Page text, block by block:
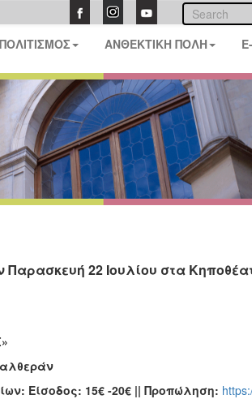
ΠΟΛΙΤΙΣΜΟΣ ΑΝΘΕΚΤΙΚΗ ΠΟΛΗ
Παρασκευή 22 Ιουλίου στα
Είσοδος: 15€ -20€ || Προπώληση: